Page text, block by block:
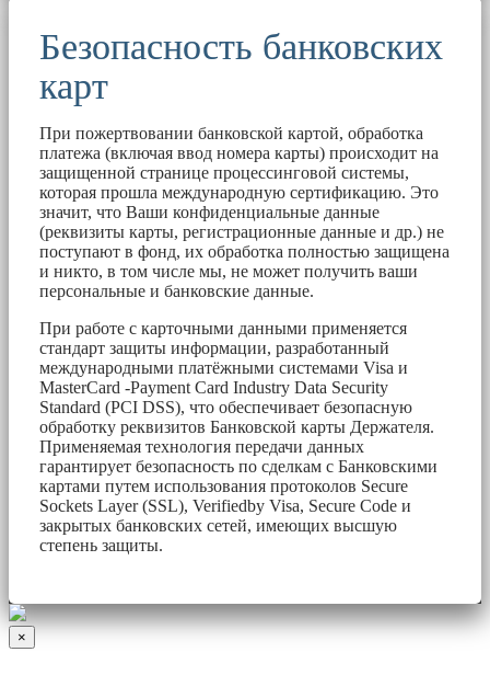
Безопасность банковских
карт
При пожертвовании банковской картой, обработка
платежа (включая ввод номера карты) происходит на
защищенной странице процессинговой системы,
которая прошла международную сертификацию. Это
значит, что Ваши конфиденциальные данные
(реквизиты карты, регистрационные данные и др.) не
поступают в фонд, их обработка полностью защищена
и никто, в том числе мы, не может получить ваши
персональные и банковские данные.
При работе с карточными данными применяется
стандарт защиты информации, разработанный
международными платёжными системами Visa и
MasterCard -Payment Card Industry Data Security
Standard (PCI DSS), что обеспечивает безопасную
обработку реквизитов Банковской карты Держателя.
Применяемая технология передачи данных
гарантирует безопасность по сделкам с Банковскими
картами путем использования протоколов Secure
Sockets Layer (SSL), Verifiedby Visa, Secure Code и
закрытых банковских сетей, имеющих высшую
степень защиты.
×